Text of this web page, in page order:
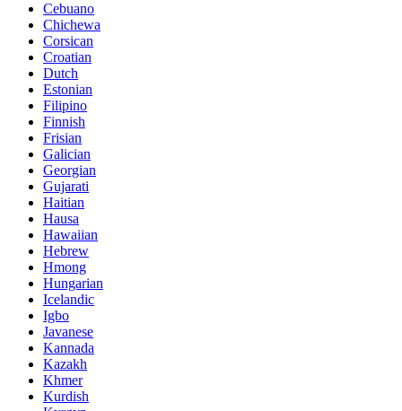
Cebuano
Chichewa
Corsican
Croatian
Dutch
Estonian
Filipino
Finnish
Frisian
Galician
Georgian
Gujarati
Haitian
Hausa
Hawaiian
Hebrew
Hmong
Hungarian
Icelandic
Igbo
Javanese
Kannada
Kazakh
Khmer
Kurdish